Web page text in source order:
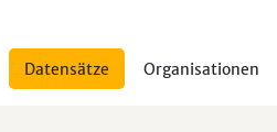
Datensätze Organisationen